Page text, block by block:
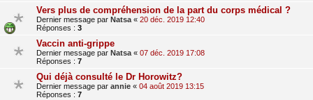
Vers plus de compréhension de la part du corps médical ?
Dernier message par Natsa « 20 déc. 2019 12:40
Réponses : 3
Vaccin anti-grippe
Dernier message par Natsa « 07 déc. 2019 17:08
Réponses : 7
Qui déjà consulté le Dr Horowitz?
Dernier message par annie « 04 août 2019 13:15
Réponses : 7